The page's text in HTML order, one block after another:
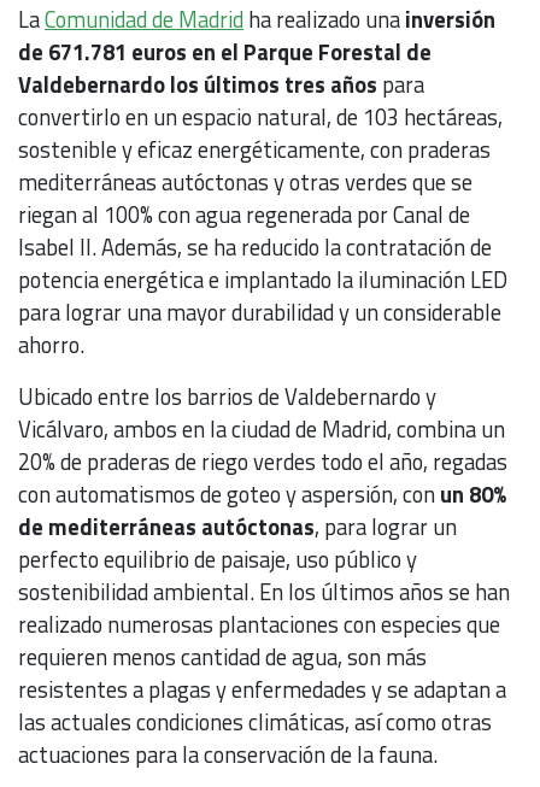
LaComunidad de Madrid ha realizado unainversión
de 671.781 euros en el Parque Forestal de
Valdebernardo los últimos tres años para
convertirlo en un espacio natural, de 103 hectáreas,
sostenible y eficaz energéticamente, con praderas
mediterráneas autóctonas y otras verdes que se
riegan al 100% con agua regenerada por Canal de
Isabel II. Además, se ha reducido la contratación de
potencia energética e implantado la iluminación LED
para lograr una mayor durabilidad y un considerable
ahorro.
Ubicado entre los barrios de Valdebernardo y
Vicálvaro, ambos en la ciudad de Madrid, combina un
20% de praderas de riego verdes todo el año, regadas
con automatismos de goteo y aspersión, conun 80%
de mediterráneas autóctonas, para lograr un
perfecto equilibrio de paisaje, uso público y
sostenibilidad ambiental. En los últimos años se han
realizado numerosas plantaciones con especies que
requieren menos cantidad de agua, son más
resistentes a plagas y enfermedades y se adaptan a
las actuales condiciones climáticas, así como otras
actuaciones para la conservación de la fauna.